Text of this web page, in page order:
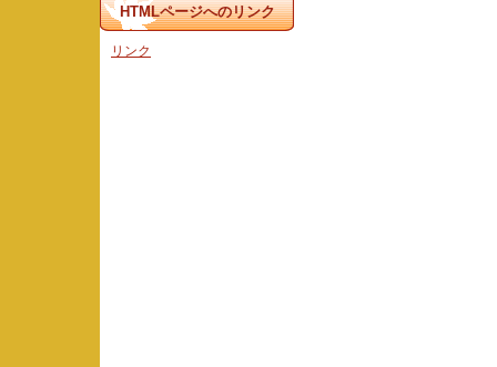
HTMLページへのリンク
リンク